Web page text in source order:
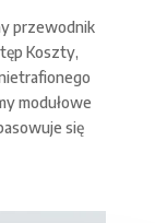
przewodnik
Koszty,
modułowe
się